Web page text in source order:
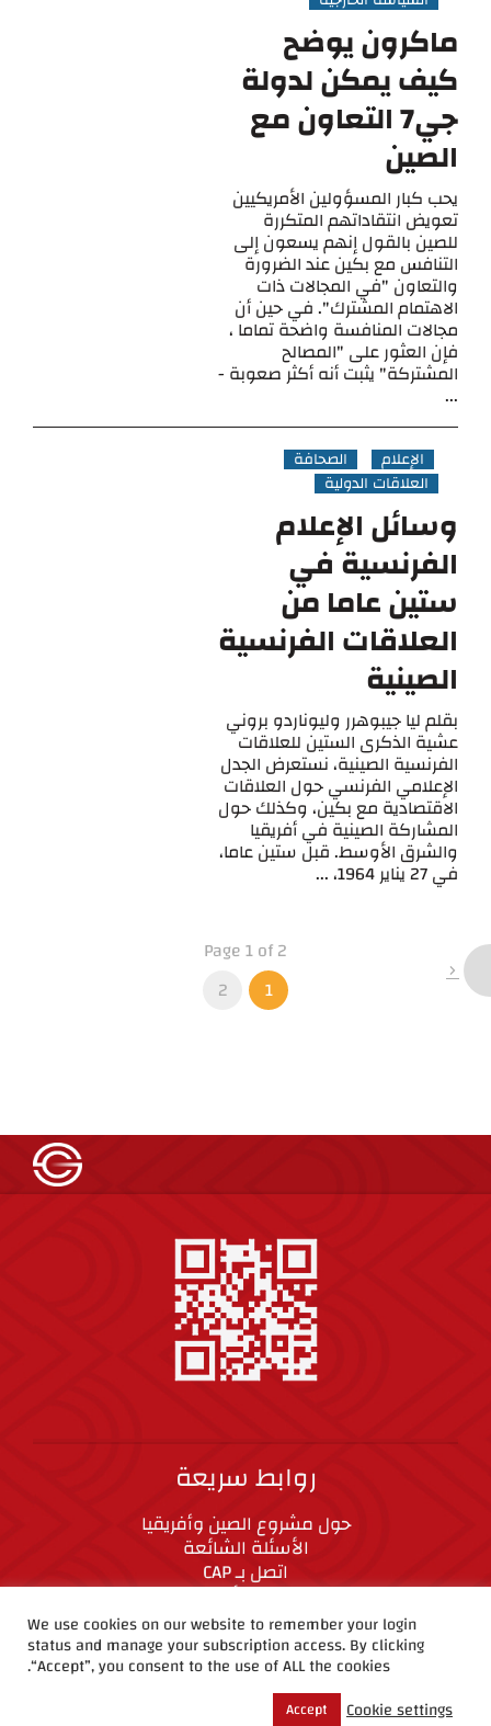
ماكرون يوضح
كيف يمكن لدولة
جي7 التعاون مع
الصين
يحب كبار المسؤولين الأمريكيين
تعويض انتقاداتهم المتكررة
للصين بالقول إنهم يسعون إلى
التنافس مع بكين عند الضرورة
والتعاون "في المجالات ذات
الاهتمام المشترك". في حين أن
مجالات المنافسة واضحة تماما ،
فإن العثور على "المصالح
المشتركة" يثبت أنه أكثر صعوبة -
...
الإعلام
الصحافة
العلاقات الدولية
وسائل الإعلام
الفرنسية في
ستين عاما من
العلاقات الفرنسية
الصينية
بقلم ليا جيبوهرر وليوناردو بروني
عشية الذكرى الستين للعلاقات
الفرنسية الصينية، نستعرض الجدل
الإعلامي الفرنسي حول العلاقات
الاقتصادية مع بكين، وكذلك حول
المشاركة الصينية في أفريقيا
والشرق الأوسط. قبل ستين عاما،
في 27 يناير 1964، ...
Page 1 of 2
1
2
روابط سريعة
حول مشروع الصين وأفريقيا
الأسئلة الشائعة
اتصل بـ CAP
المعايير الأخلاقية
We use cookies on our website to remember your login
status and manage your subscription access. By clicking
“Accept”, you consent to the use of ALL the cookies.
Cookie settings
Accept